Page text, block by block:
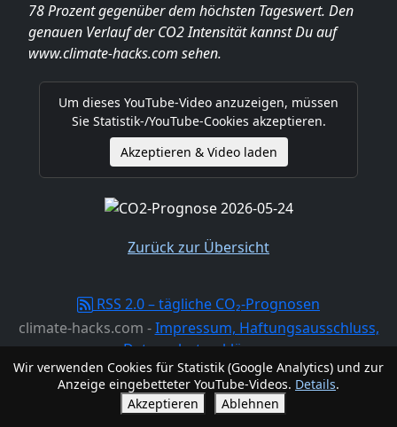
78 Prozent gegenüber dem höchsten Tageswert. Den
genauen Verlauf der CO2 Intensität kannst Du auf
www.climate-hacks.com sehen.
Um dieses YouTube-Video anzuzeigen, müssen
Sie Statistik-/YouTube-Cookies akzeptieren.
Akzeptieren & Video laden
Zurück zur Übersicht
RSS 2.0 – tägliche CO₂-Prognosen
climate-hacks.com -Impressum, Haftungsausschluss,
Datenschutzerklärung
Wir verwenden Cookies für Statistik (Google Analytics) und zur
Anzeige eingebetteter YouTube-Videos. Details.
Akzeptieren
Ablehnen